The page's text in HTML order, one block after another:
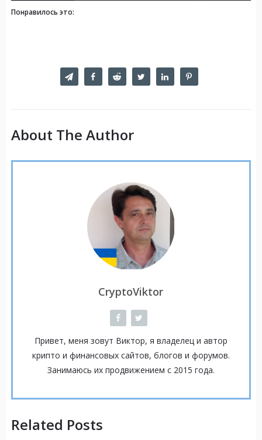
Понравилось это:
About The Author
CryptoViktor
Привет, меня зовут Виктор, я владелец и автор
крипто и финансовых сайтов, блогов и форумов.
Занимаюсь их продвижением с 2015 года.
Related Posts